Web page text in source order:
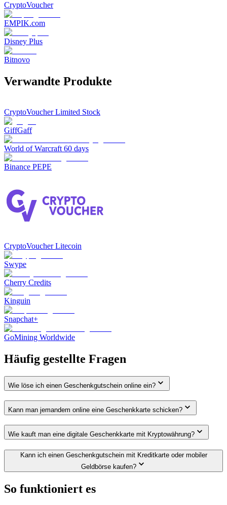
CryptoVoucher
EMPIK.com
Disney Plus
Bitnovo
Verwandte Produkte
CryptoVoucher Limited Stock
GiffGaff
World of Warcraft 60 days
Binance PEPE
CryptoVoucher Litecoin
Swype
Cherry Credits
Kinguin
Snapchat+
GoMining Worldwide
Häufig gestellte Fragen
Wie löse ich einen Geschenkgutschein online ein?
Kann man jemandem online eine Geschenkkarte schicken?
Wie kauft man eine digitale Geschenkkarte mit Kryptowährung?
Kann ich einen Geschenkgutschein mit Kreditkarte oder mobiler
Geldbörse kaufen?
So funktioniert es